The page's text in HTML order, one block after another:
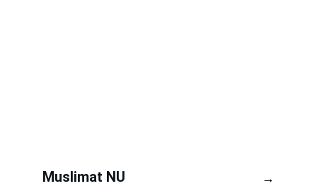
Muslimat NU →